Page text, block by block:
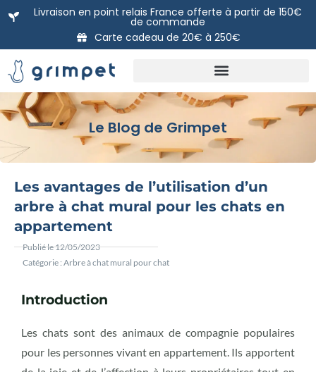
Aller
contenu
Livraison en point relais France offerte à partir de 150€
de commande
Carte cadeau de 20€ à 250€
Le Blog de Grimpet
Les avantages de l’utilisation d’un
arbre à chat mural pour les chats en
appartement
Publié le12/05/2023
Catégorie : Arbre à chat mural pour chat
Introduction
Les chats sont des animaux de compagnie populaires
pour les personnes vivant en appartement. Ils apportent